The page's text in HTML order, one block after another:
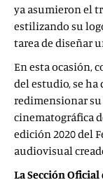
ya asumieron el
estilizando su
tarea de diseñar
En esta ocasión,
del estudio, se
redimensionar
cinematográfica
edición 2020 del
audiovisual
La Sección Oficial